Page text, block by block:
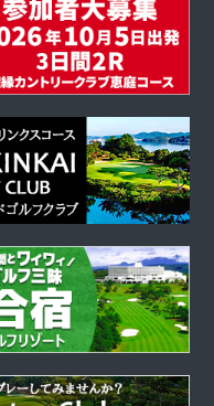
込みキャンペーン★6
詳細はこちら